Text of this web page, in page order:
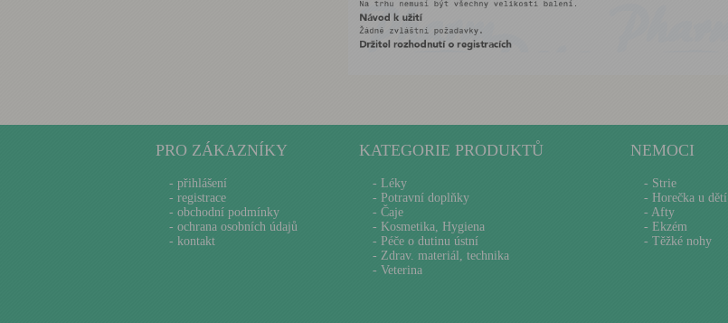
PRO ZÁKAZNÍKY
- přihlášení
- registrace
- obchodní podmínky
- ochrana osobních údajů
- kontakt
KATEGORIE PRODUKTŮ
- Léky
- Potravní doplňky
- Čaje
- Kosmetika, Hygiena
- Péče o dutinu ústní
- Zdrav. materiál, technika
- Veterina
NEMOCI
- Strie
- Horečka u dětí
- Afty
- Ekzém
- Těžké nohy